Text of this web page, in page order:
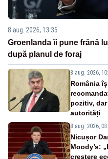
8 aug. 2026, 13:35
Groenlanda îi pune frână
după planul de foraj
8 aug. 2026,
România
pozitiv,
autorități
8 aug. 2026,
Nicușor
Moody’s:
creștere